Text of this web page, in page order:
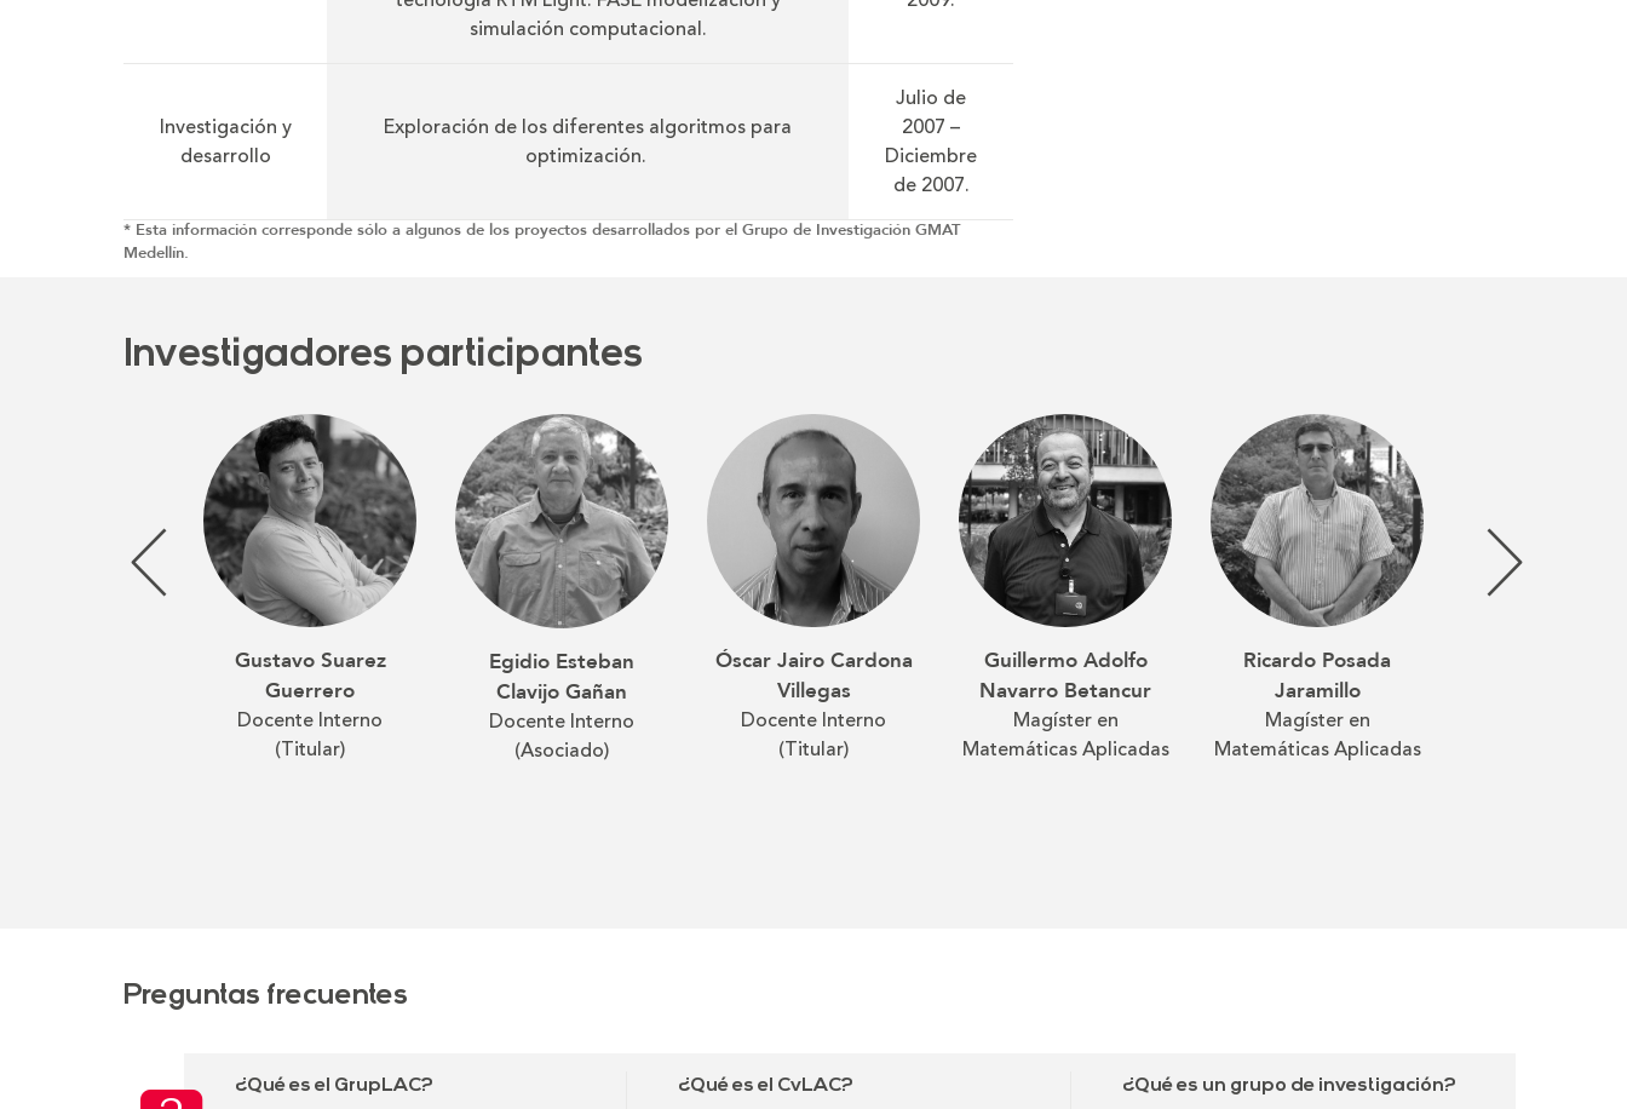
simulación computacional.
Investigación y
desarrollo
Exploración de los diferentes algoritmos para
optimización.
Julio de
2007 –
Diciembre
de 2007.
* Esta información corresponde sólo a algunos de los proyectos desarrollados por el Grupo de Investigación GMAT
Medellín.
Investigadores participantes
Gustavo Suarez
Guerrero
Docente Interno
(Titular)
Egidio Esteban
Clavijo Gañan
Docente Interno
(Asociado)
Óscar Jairo Cardona
Villegas
Docente Interno
(Titular)
Guillermo Adolfo
Navarro Betancur
Magíster en
Matemáticas Aplicadas
Ricardo Posada
Jaramillo
Magíster en
Matemáticas Aplicadas
Preguntas frecuentes
¿Qué es el GrupLAC? ¿Qué es el CvLAC? ¿Qué es un grupo de investigación?